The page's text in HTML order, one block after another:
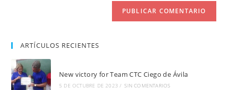
ARTÍCULOS RECIENTES
New victory for Team CTC Ciego de Ávila
5 DE OCTUBRE DE 2023 / SIN COMENTARIOS